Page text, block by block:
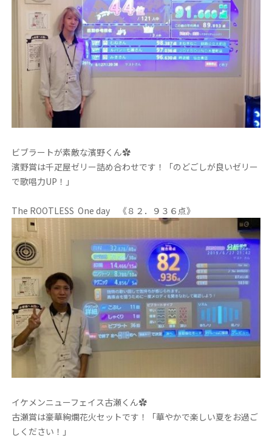
ビブラートが素敵な濱野くん✿
濱野賞は千疋屋ゼリー詰め合わせです！「のどごしが良いゼリー
で歌唱力UP！」
The ROOTLESS One day 《８２．９３６点》
イケメンニューフェイス古瀬くん✿
古瀬賞は豪華絢爛花火セットです！「華やかで楽しい夏をお過ご
しください！」